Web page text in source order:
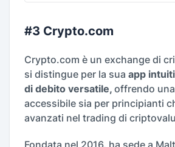
#3 Crypto.com
Crypto.com è un exchange di
si distingue per la sua app
di debito versatile, offrendo
accessibile sia per principianti
avanzati nel trading di
Fondata nel 2016, ha sede a